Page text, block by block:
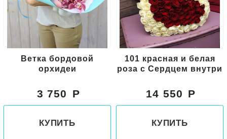
Ветка бордовой
орхидеи
3 750
КУПИТЬ
101 красная и белая
роза с Сердцем внутри
14 550
КУПИТЬ